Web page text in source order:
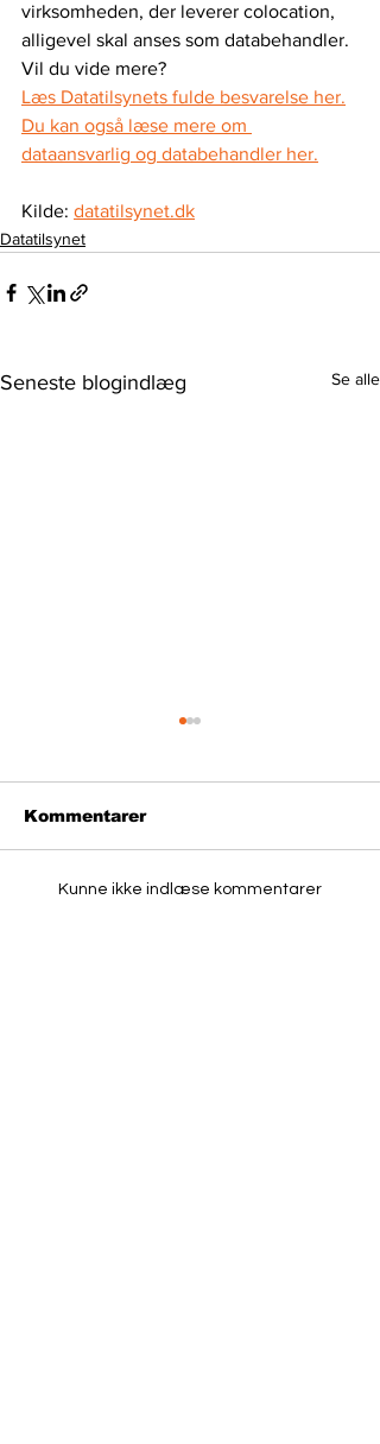
virksomheden, der leverer colocation,
alligevel skal anses som databehandler.
Vil du vide mere?
Læs Datatilsynets fulde besvarelse her.
Du kan også læse mere om
dataansvarlig og databehandler her.
Kilde: datatilsynet.dk
Datatilsynet
Seneste blogindlæg Se alle
Kommentarer
Kunne ikke indlæse kommentarer